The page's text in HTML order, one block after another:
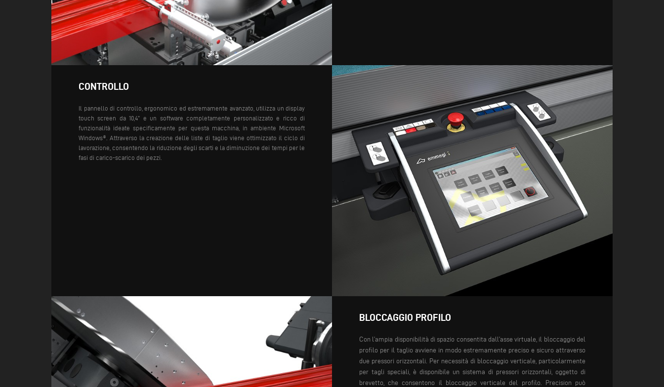
CONTROLLO
Il pannello di controllo, ergonomico ed estremamente avanzato, utilizza un display
touch screen da 10,4” e un software completamente personalizzato e ricco di
funzionalità ideate specificamente per questa macchina, in ambiente Microsoft
Windows®. Attraverso la creazione delle liste di taglio viene ottimizzato il ciclo di
lavorazione, consentendo la riduzione degli scarti e la diminuzione dei tempi per le
fasi di carico-scarico dei pezzi.
BLOCCAGGIO PROFILO
Con l’ampia disponibilità di spazio consentita dall’asse virtuale, il bloccaggio del
profilo per il taglio avviene in modo estremamente preciso e sicuro attraverso
due pressori orizzontali. Per necessità di bloccaggio verticale, particolarmente
per tagli speciali, è disponibile un sistema di pressori orizzontali, oggetto di
brevetto, che consentono il bloccaggio verticale del profilo.
Precision può